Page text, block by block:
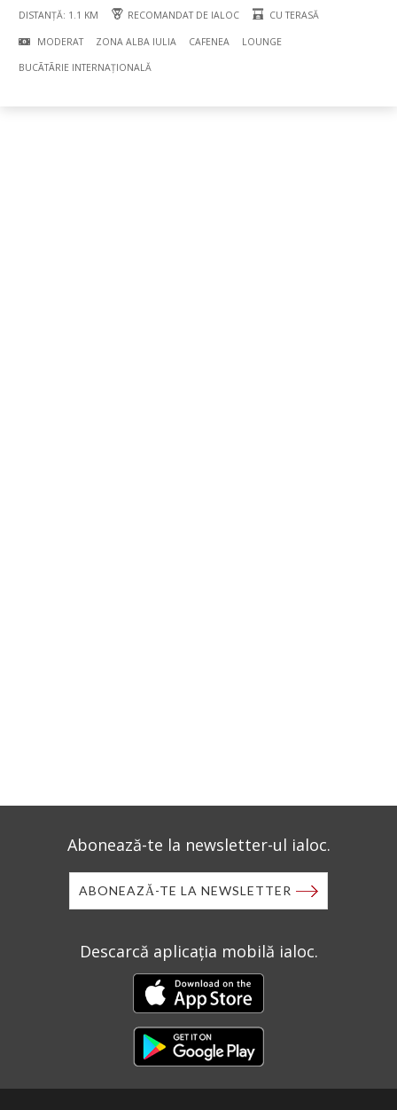
DISTANȚĂ: 1.1 KM RECOMANDAT DE IALOC CU TERASĂ
MODERAT ZONA ALBA IULIA CAFENEA LOUNGE
BUCÃTÃRIE INTERNAȚIONALĂ
Abonează-te la newsletter-ul ialoc.
ABONEAZĂ-TE LA NEWSLETTER
Descarcă aplicația mobilă ialoc.